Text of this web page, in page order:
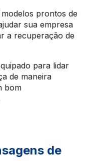
prontos de
sua empresa
a recuperação de
para lidar
de maneira
bom
de